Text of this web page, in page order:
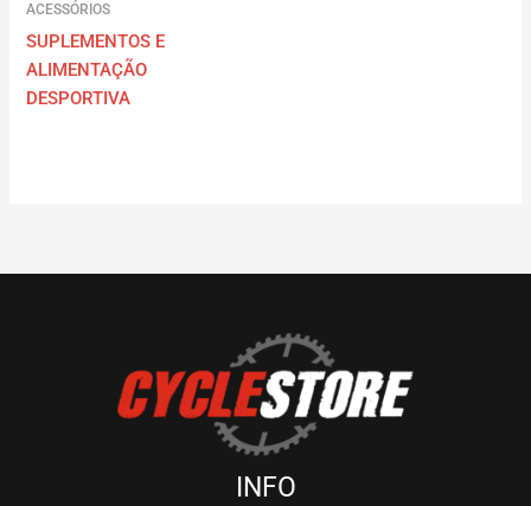
ACESSÓRIOS
SUPLEMENTOS E
ALIMENTAÇÃO
DESPORTIVA
INFO